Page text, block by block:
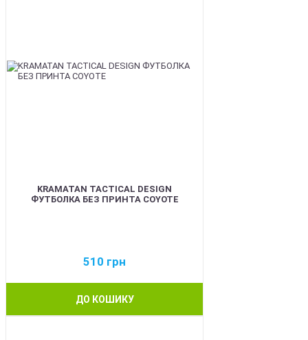
KRAMATAN TACTICAL DESIGN
ФУТБОЛКА БЕЗ ПРИНТА COYOTE
510 грн
ДО КОШИКУ